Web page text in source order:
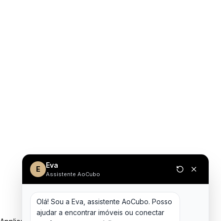
E Eva
Assistente AoCubo
Olá! Sou a Eva, assistente AoCubo. Posso
ajudar a encontrar imóveis ou conectar